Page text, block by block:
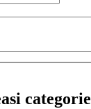
categorie